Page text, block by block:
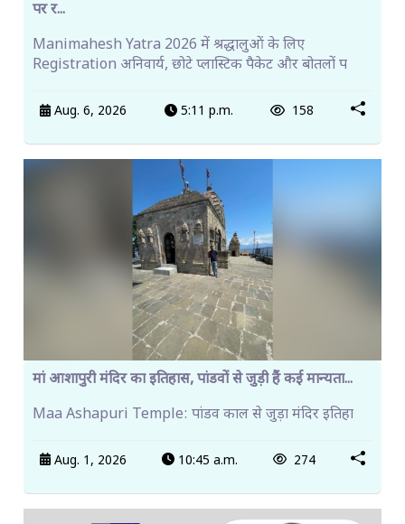
पर र...
Manimahesh Yatra 2026 में श्रद्धालुओं के लिए
Registration अनिवार्य, छोटे प्लास्टिक पैकेट और बोतलों प
Aug. 6, 2026 5:11 p.m. 158
मां आशापुरी मंदिर का इतिहास, पांडवों से जुड़ी हैं कई मान्यता...
Maa Ashapuri Temple: पांडव काल से जुड़ा मंदिर इतिहा
Aug. 1, 2026 10:45 a.m. 274